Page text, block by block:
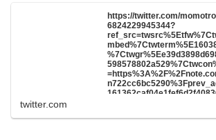
https://twitter.com/
6824229945344?
twitter.com